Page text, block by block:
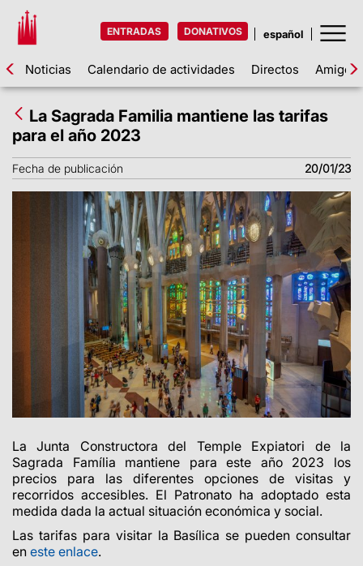
ENTRADAS DONATIVOS
Noticias Calendario de actividades Directos Amigos
La Sagrada Familia mantiene las tarifas
para el año 2023
Fecha de publicación 20/01/23
La Junta Constructora del Temple Expiatori de la
Sagrada Família mantiene para este año 2023 los
precios para las diferentes opciones de visitas y
recorridos accesibles. El Patronato ha adoptado esta
medida dada la actual situación económica y social.
Las tarifas para visitar la Basílica se pueden consultar
en este enlace.